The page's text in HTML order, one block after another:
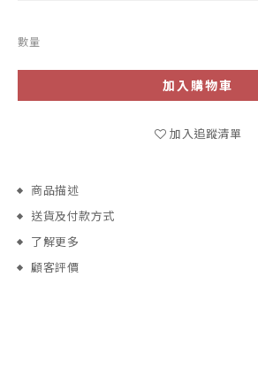
數量
加入購物車
加入追蹤清單
商品描述
送貨及付款方式
了解更多
顧客評價